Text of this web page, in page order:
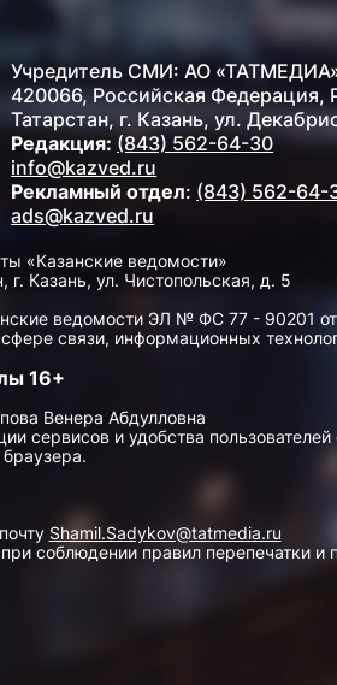
Учредитель СМИ: АО
420066, Российская Федерация,
Татарстан, г. Казань, ул.
Редакция: (843) 562-64-30
info@kazved.ru
Рекламный отдел: (843) 562-64-
ads@kazved.ru
«Казанские ведомости»
Казань, ул. Чистопольская, д. 5
ведомости ЭЛ № ФС 77 - 90201
связи, информационных
16+
Венера Абдулловна
сервисов и удобства пользователей
Shamil.Sadykov@tatmedia.ru
соблюдении правил перепечатки